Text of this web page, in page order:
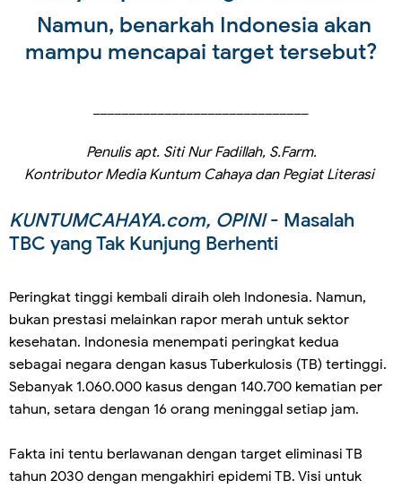
Namun, benarkah Indonesia akan
mampu mencapai target tersebut?
Penulis apt. Siti Nur Fadillah, S.Farm.
Kontributor Media Kuntum Cahaya dan Pegiat Literasi
KUNTUMCAHAYA.com, OPINI- Masalah
TBC yang Tak Kunjung Berhenti
Peringkat tinggi kembali diraih oleh Indonesia. Namun,
bukan prestasi melainkan rapor merah untuk sektor
kesehatan. Indonesia menempati peringkat kedua
sebagai negara dengan kasus Tuberkulosis (TB) tertinggi.
Sebanyak 1.060.000 kasus dengan 140.700 kematian per
tahun, setara dengan 16 orang meninggal setiap jam.
Fakta ini tentu berlawanan dengan target eliminasi TB
tahun 2030 dengan mengakhiri epidemi TB. Visi untuk